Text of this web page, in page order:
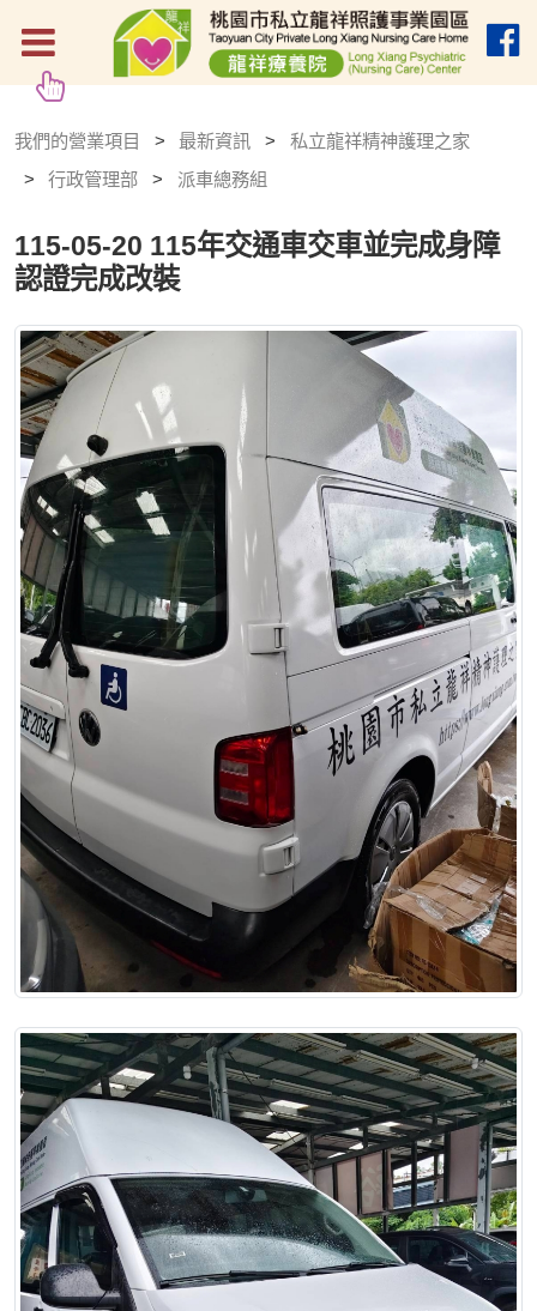
我們的營業項目 最新資訊
私立龍祥精神護理之家
行政管理部
派車總務組
115-05-20 115年交通車交車並完成身障
認證完成改裝